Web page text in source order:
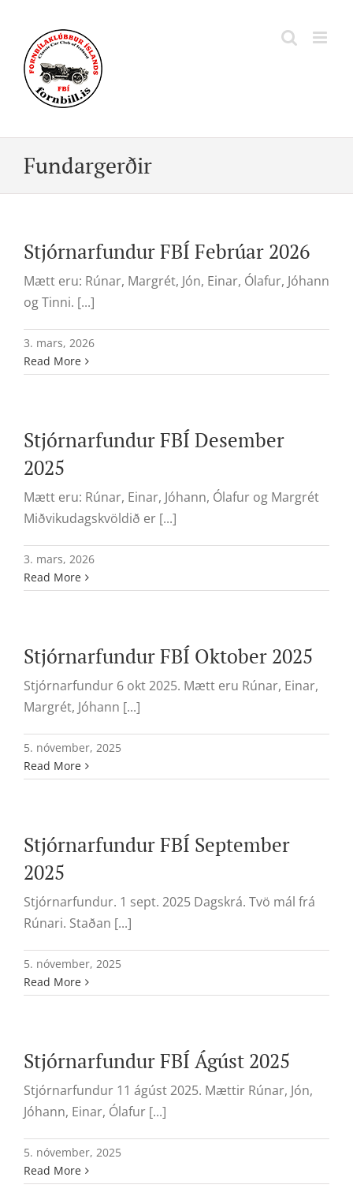
content
Fundargerðir
Stjórnarfundur FBÍ Febrúar 2026
Mætt eru: Rúnar, Margrét, Jón, Einar, Ólafur, Jóhann
og Tinni. [...]
3. mars, 2026
Read More
Stjórnarfundur FBÍ Desember
2025
Mætt eru: Rúnar, Einar, Jóhann, Ólafur og Margrét
Miðvikudagskvöldið er [...]
3. mars, 2026
Read More
Stjórnarfundur FBÍ Oktober 2025
Stjórnarfundur 6 okt 2025. Mætt eru Rúnar, Einar,
Margrét, Jóhann [...]
5. nóvember, 2025
Read More
Stjórnarfundur FBÍ September
2025
Stjórnarfundur. 1 sept. 2025 Dagskrá. Tvö mál frá
Rúnari. Staðan [...]
5. nóvember, 2025
Read More
Stjórnarfundur FBÍ Ágúst 2025
Stjórnarfundur 11 ágúst 2025. Mættir Rúnar, Jón,
Jóhann, Einar, Ólafur [...]
5. nóvember, 2025
Read More